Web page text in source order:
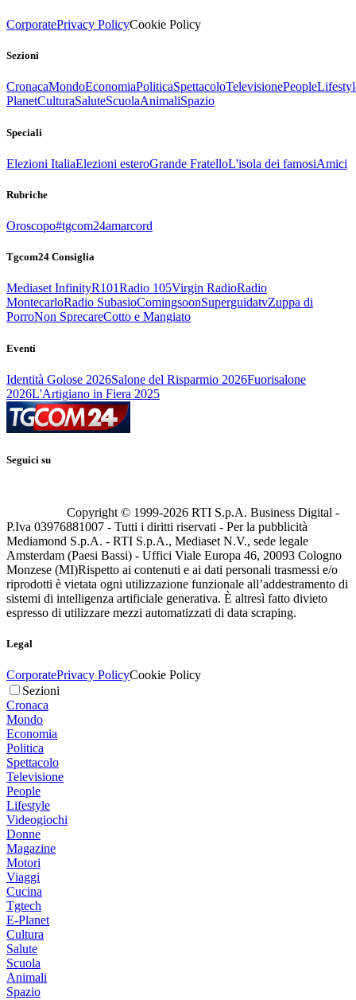
CorporatePrivacy PolicyCookie Policy
Sezioni
CronacaMondoEconomiaPoliticaSpettacoloTelevisionePeople
PlanetCulturaSaluteScuolaAnimaliSpazio
Speciali
Elezioni ItaliaElezioni esteroGrande FratelloL'isola dei famosiAmici
Rubriche
Oroscopo#tgcom24amarcord
Tgcom24 Consiglia
Mediaset InfinityR101Radio 105Virgin RadioRadio
MontecarloRadio SubasioComingsoonSuperguidatvZuppa di
PorroNon SprecareCotto e Mangiato
Eventi
Identità Golose 2026Salone del Risparmio 2026Fuorisalone
2026L'Artigiano in Fiera 2025
Seguici su
Copyright © 1999-2026 RTI S.p.A. Business Digital -
P.Iva 03976881007 - Tutti i diritti riservati - Per la pubblicità
Mediamond S.p.A. - RTI S.p.A., Mediaset N.V., sede legale
Amsterdam (Paesi Bassi) - Uffici Viale Europa 46, 20093 Cologno
Monzese (MI)Rispetto ai contenuti e ai dati personali trasmessi e/o
riprodotti è vietata ogni utilizzazione funzionale all’addestramento di
sistemi di intelligenza artificiale generativa. È altresì fatto divieto
espresso di utilizzare mezzi automatizzati di data scraping.
Legal
CorporatePrivacy PolicyCookie Policy
Sezioni
Cronaca
Mondo
Economia
Politica
Spettacolo
Televisione
People
Lifestyle
Videogiochi
Donne
Magazine
Motori
Viaggi
Cucina
Tgtech
E-Planet
Cultura
Salute
Scuola
Animali
Spazio